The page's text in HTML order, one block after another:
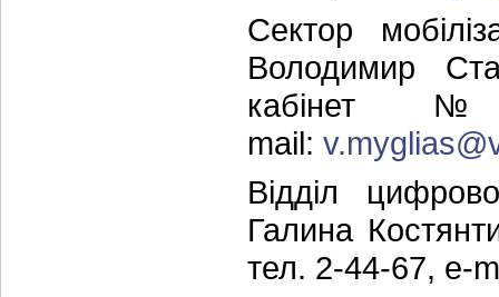
Сектор
Володимир
mail:
Відділ
Галина
тел. 2-44-67, e-